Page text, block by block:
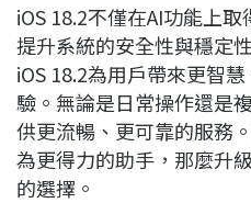
iOS 18.2不僅在AI功能上
提升系統的安全性與穩定
iOS 18.2為用戶帶來更智
驗。無論是日常操作還是
供更流暢、更可靠的服務
為更得力的助手，那麼升
的選擇。